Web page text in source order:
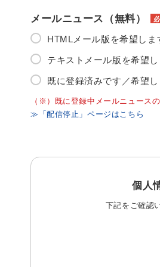
メールニュース（無料）
HTMLメール版を希望しま
テキストメール版を希望
既に登録済みです／希望
（※）既に登録中メールニュース
≫「配信停止」ページはこちら
個人
下記をご確認